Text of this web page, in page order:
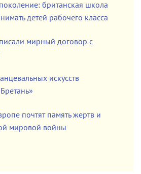
британская школа
детей рабочего класса
мирный договор с
искусств
почтят память жертв и
мировой войны